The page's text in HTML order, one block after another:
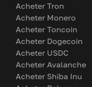
Acheter Tron
Acheter Monero
Acheter Toncoin
Acheter Dogecoin
Acheter USDC
Acheter Avalanche
Acheter Shiba Inu